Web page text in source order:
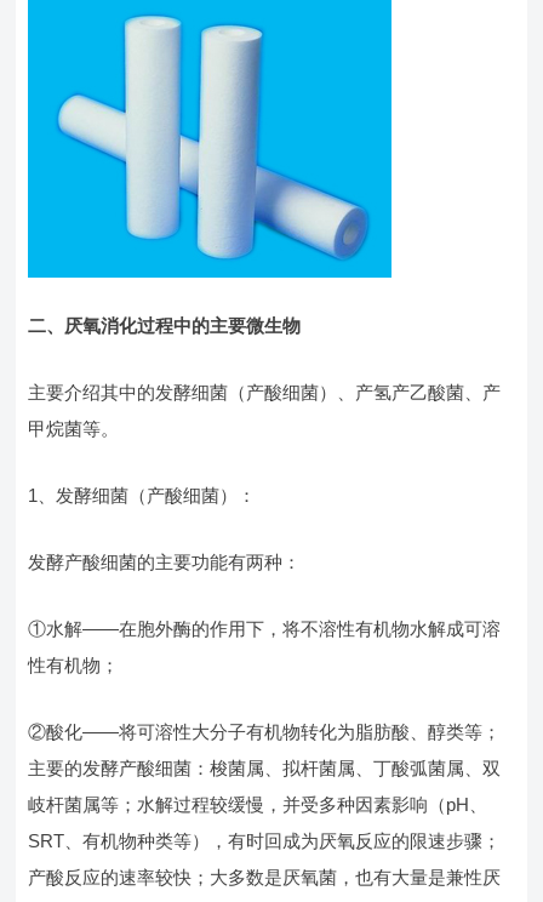
二、厌氧消化过程中的主要微生物
主要介绍其中的发酵细菌（产酸细菌）、产氢产乙酸菌、产
甲烷菌等。
1、发酵细菌（产酸细菌）：
发酵产酸细菌的主要功能有两种：
①水解——在胞外酶的作用下，将不溶性有机物水解成可溶
性有机物；
②酸化——将可溶性大分子有机物转化为脂肪酸、醇类等；
主要的发酵产酸细菌：梭菌属、拟杆菌属、丁酸弧菌属、双
岐杆菌属等；水解过程较缓慢，并受多种因素影响（pH、
SRT、有机物种类等），有时回成为厌氧反应的限速步骤；
产酸反应的速率较快；大多数是厌氧菌，也有大量是兼性厌